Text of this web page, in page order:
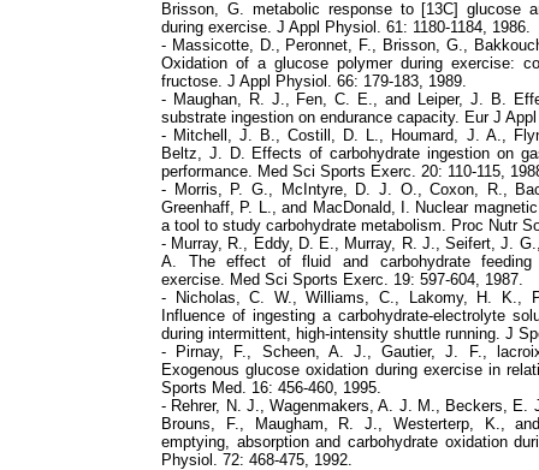
Brisson, G. metabolic response to [13C] glucose
during exercise. J Appl Physiol. 61: 1180-1184, 1986.
- Massicotte, D., Peronnet, F., Brisson, G.,
Oxidation of a glucose polymer during exercise:
fructose. J Appl Physiol. 66: 179-183, 1989.
- Maughan, R. J., Fen, C. E., and Leiper, J. B.
substrate ingestion on endurance capacity. Eur J
- Mitchell, J. B., Costill, D. L., Houmard, J. A.,
Beltz, J. D. Effects of carbohydrate ingestion on
performance. Med Sci Sports Exerc. 20: 110-115,
- Morris, P. G., McIntyre, D. J. O., Coxon, R.,
Greenhaff, P. L., and MacDonald, I. Nuclear
a tool to study carbohydrate metabolism. Proc Nutr
- Murray, R., Eddy, D. E., Murray, R. J., Seifert, J.
A. The effect of fluid and carbohydrate feeding
exercise. Med Sci Sports Exerc. 19: 597-604, 1987.
- Nicholas, C. W., Williams, C., Lakomy, H. K.,
Influence of ingesting a carbohydrate-electrolyte
during intermittent, high-intensity shuttle running. J
- Pirnay, F., Scheen, A. J., Gautier, J. F.,
Exogenous glucose oxidation during exercise in
Sports Med. 16: 456-460, 1995.
- Rehrer, N. J., Wagenmakers, A. J. M., Beckers, E.
Brouns, F., Maugham, R. J., Westerterp, K.,
emptying, absorption and carbohydrate oxidation
Physiol. 72: 468-475, 1992.